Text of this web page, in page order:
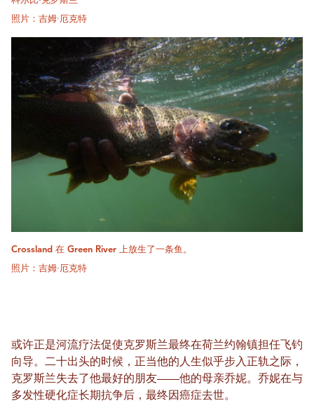
照片：吉姆·厄克特
Crossland 在 Green River 上放生了一条鱼。
照片：吉姆·厄克特
或许正是河流疗法促使克罗斯兰最终在荷兰约翰镇担任飞钓
向导。二十出头的时候，正当他的人生似乎步入正轨之际，
克罗斯兰失去了他最好的朋友——他的母亲乔妮。乔妮在与
多发性硬化症长期抗争后，最终因癌症去世。